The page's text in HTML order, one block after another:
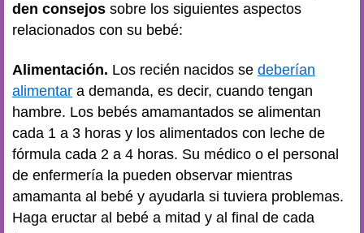
den consejos sobre los siguientes aspectos
relacionados con su bebé:
Alimentación. Los recién nacidos se deberían
alimentar a demanda, es decir, cuando tengan
hambre. Los bebés amamantados se alimentan
cada 1 a 3 horas y los alimentados con leche de
fórmula cada 2 a 4 horas. Su médico o el personal
de enfermería la pueden observar mientras
amamanta al bebé y ayudarla si tuviera problemas.
Haga eructar al bebé a mitad y al final de cada